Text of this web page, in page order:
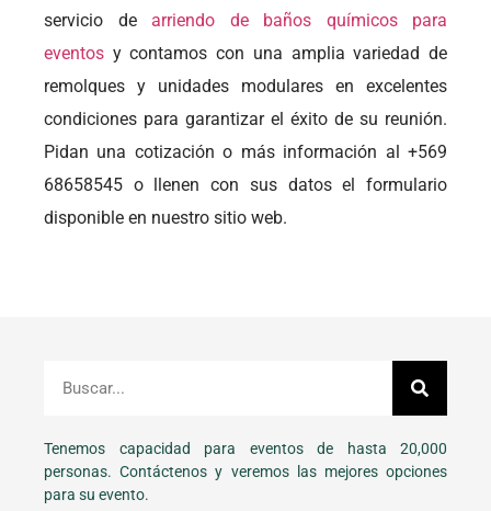
servicio de arriendo de baños químicos para
eventos y contamos con una amplia variedad de
remolques y unidades modulares en excelentes
condiciones para garantizar el éxito de su reunión.
Pidan una cotización o más información al +569
68658545 o llenen con sus datos el formulario
disponible en nuestro sitio web.
Tenemos capacidad para eventos de hasta 20,000
personas. Contáctenos y veremos las mejores opciones
para su evento.